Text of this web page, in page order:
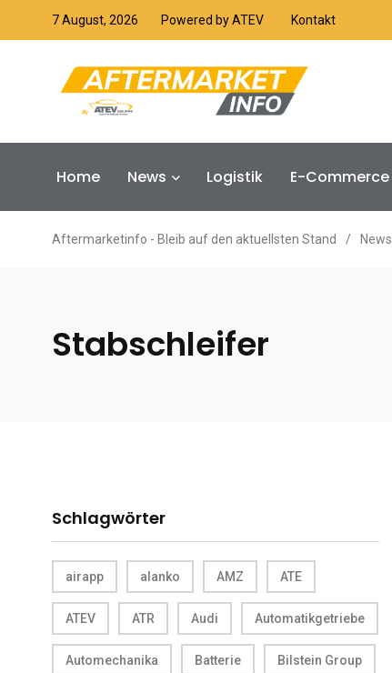
7 August, 2026 Powered by ATEV Kontakt
Home News Logistik E-Commerce
Aftermarketinfo - Bleib auf den aktuellsten Stand / News
Stabschleifer
Schlagwörter
airapp alanko AMZ ATE
ATEV ATR Audi Automatikgetriebe
Automechanika Batterie Bilstein Group